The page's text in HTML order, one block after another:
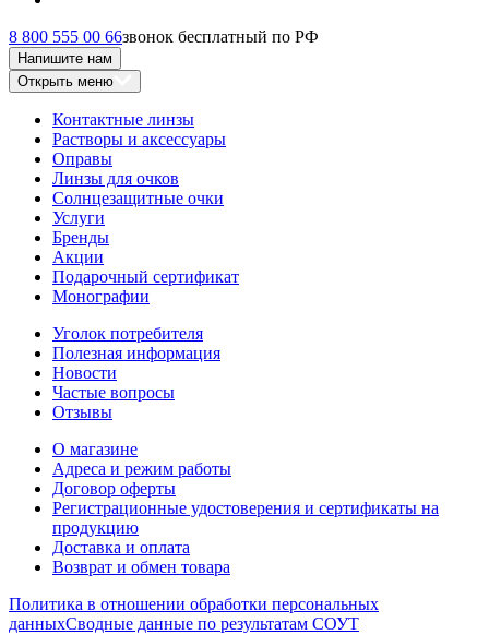
8 800 555 00 66звонок бесплатный по РФ
Напишите нам
Открыть меню
Контактные линзы
Растворы и аксессуары
Оправы
Линзы для очков
Солнцезащитные очки
Услуги
Бренды
Акции
Подарочный сертификат
Монографии
Уголок потребителя
Полезная информация
Новости
Частые вопросы
Отзывы
О магазине
Адреса и режим работы
Договор оферты
Регистрационные удостоверения и сертификаты на
продукцию
Доставка и оплата
Возврат и обмен товара
Политика в отношении обработки персональных
данныхСводные данные по результатам СОУТ